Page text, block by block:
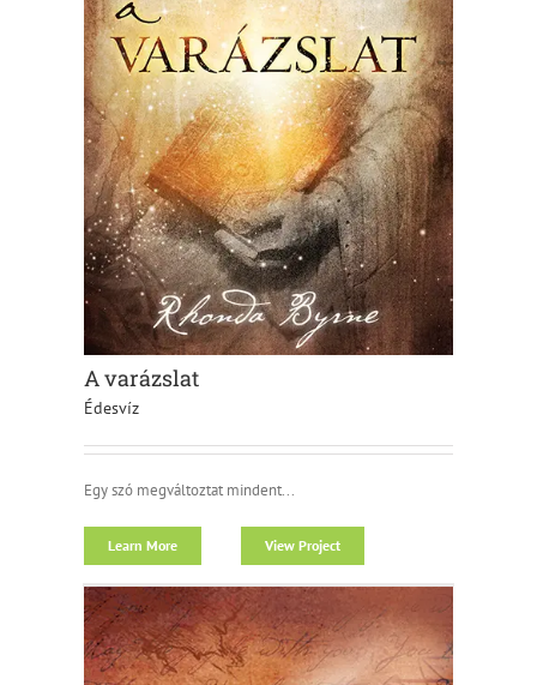
A varázslat
Édesvíz
Egy szó megváltoztat mindent...
Learn More View Project